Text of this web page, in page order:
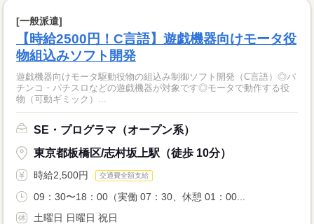
[一般派遣]
【時給2500円！C言語】遊戯機器向けモータ役
物組込みソフト開発
遊戯機器向けモータ駆動役物の組込み制御ソフト開発（C言語）◎パ
チンコ・パチスロなどの遊戯機器が対象です◎モータで動作する役
物（可動ギミック）...
SE・プログラマ（オープン系）
東京都板橋区/志村坂上駅（徒歩 10分）
時給2,500円 交通費全額支給
09：30〜18：00（実働 07：30、休憩 01：00...
土曜日 日曜日 祝日